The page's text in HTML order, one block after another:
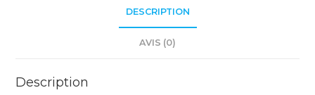
DESCRIPTION
AVIS (0)
Description